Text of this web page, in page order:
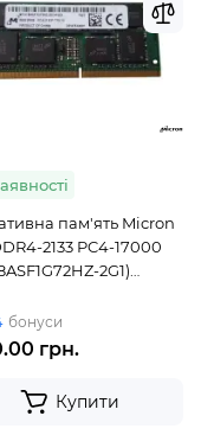
пам'ять Micron
2133 PC4-17000
2G1)
бонуси
грн.
Купити